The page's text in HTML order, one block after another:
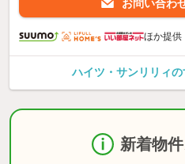
お問い合わ
ほか提供
ハイツ・サンリリィ
新着物